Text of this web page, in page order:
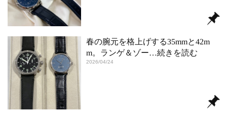
春の腕元を格上げする35mmと42m
m。ランゲ＆ゾー…続きを読む
2026/04/24